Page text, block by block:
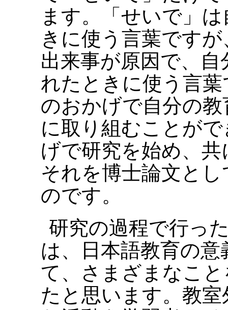
ます。「せいで」
きに使う言葉です
出来事が原因で、
れたときに使う言
のおかげで自分の
に取り組むことが
げで研究を始め、
それを博士論文と
のです。
研究の過程で行っ
は、日本語教育の
て、さまざまなこ
たと思います。教